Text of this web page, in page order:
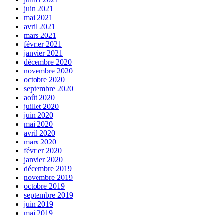
juin 2021
mai 2021
avril 2021
mars 2021
février 2021
janvier 2021
décembre 2020
novembre 2020
octobre 2020
septembre 2020
août 2020
juillet 2020
juin 2020
mai 2020
avril 2020
mars 2020
février 2020
janvier 2020
décembre 2019
novembre 2019
octobre 2019
septembre 2019
juin 2019
mai 2019